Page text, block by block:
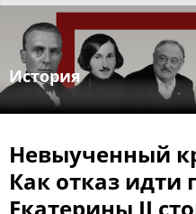
История
Невыученный
Как отказ идти